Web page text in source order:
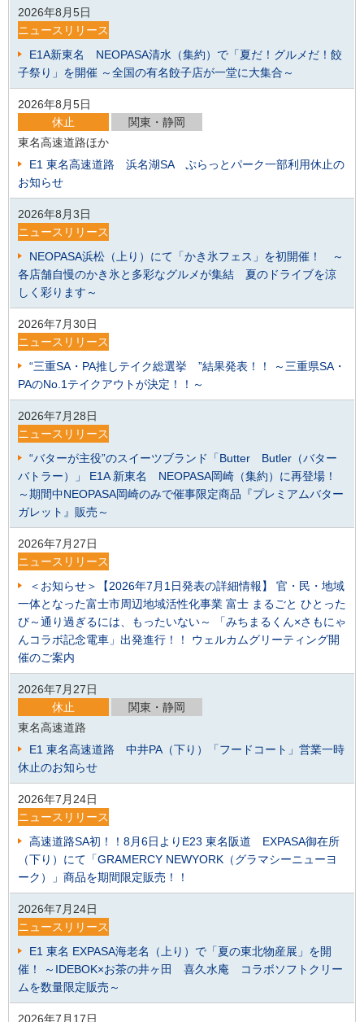
2026年8月5日
ニュースリリース
E1A新東名 NEOPASA清水（集約）で「夏だ！グルメだ！餃
子祭り」を開催 ～全国の有名餃子店が一堂に大集合～
2026年8月5日
休止
関東・静岡
東名高速道路ほか
E1 東名高速道路 浜名湖SA ぷらっとパーク一部利用休止の
お知らせ
2026年8月3日
ニュースリリース
NEOPASA浜松（上り）にて「かき氷フェス」を初開催！ ～
各店舗自慢のかき氷と多彩なグルメが集結 夏のドライブを涼
しく彩ります～
2026年7月30日
ニュースリリース
“三重SA・PA推しテイク総選挙 ”結果発表！！ ～三重県SA・
PAのNo.1テイクアウトが決定！！～
2026年7月28日
ニュースリリース
“バターが主役”のスイーツブランド「Butter Butler（バター
バトラー）」 E1A 新東名 NEOPASA岡崎（集約）に再登場！
～期間中NEOPASA岡崎のみで催事限定商品『プレミアムバター
ガレット』販売～
2026年7月27日
ニュースリリース
＜お知らせ＞【2026年7月1日発表の詳細情報】 官・民・地域
一体となった富士市周辺地域活性化事業 富士 まるごと ひとった
び～通り過ぎるには、もったいない～ 「みちまるくん×さもにゃ
んコラボ記念電車」出発進行！！ ウェルカムグリーティング開
催のご案内
2026年7月27日
休止
関東・静岡
東名高速道路
E1 東名高速道路 中井PA（下り）「フードコート」営業一時
休止のお知らせ
2026年7月24日
ニュースリリース
高速道路SA初！！8月6日よりE23 東名阪道 EXPASA御在所
（下り）にて「GRAMERCY NEWYORK（グラマシーニューヨ
ーク）」商品を期間限定販売！！
2026年7月24日
ニュースリリース
E1 東名 EXPASA海老名（上り）で「夏の東北物産展」を開
催！ ～IDEBOK×お茶の井ヶ田 喜久水庵 コラボソフトクリー
ムを数量限定販売～
2026年7月17日